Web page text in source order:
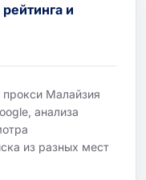
и
Малайзия
анализа
из разных мест